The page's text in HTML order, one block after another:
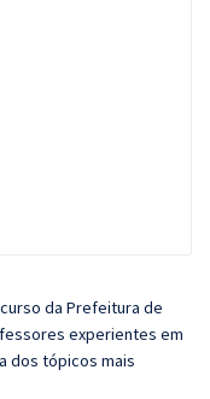
da Prefeitura de
experientes em
dos tópicos mais